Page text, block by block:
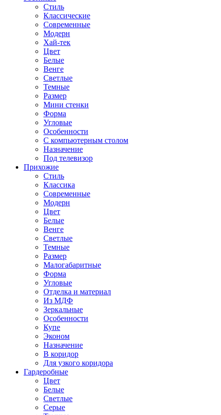
Стиль
Классические
Современные
Модерн
Хай-тек
Цвет
Белые
Венге
Светлые
Темные
Размер
Мини стенки
Форма
Угловые
Особенности
С компьютерным столом
Назначение
Под телевизор
Прихожие
Стиль
Классика
Современные
Модерн
Цвет
Белые
Венге
Светлые
Темные
Размер
Малогабаритные
Форма
Угловые
Отделка и материал
Из МДФ
Зеркальные
Особенности
Купе
Эконом
Назначение
В коридор
Для узкого коридора
Гардеробные
Цвет
Белые
Светлые
Серые